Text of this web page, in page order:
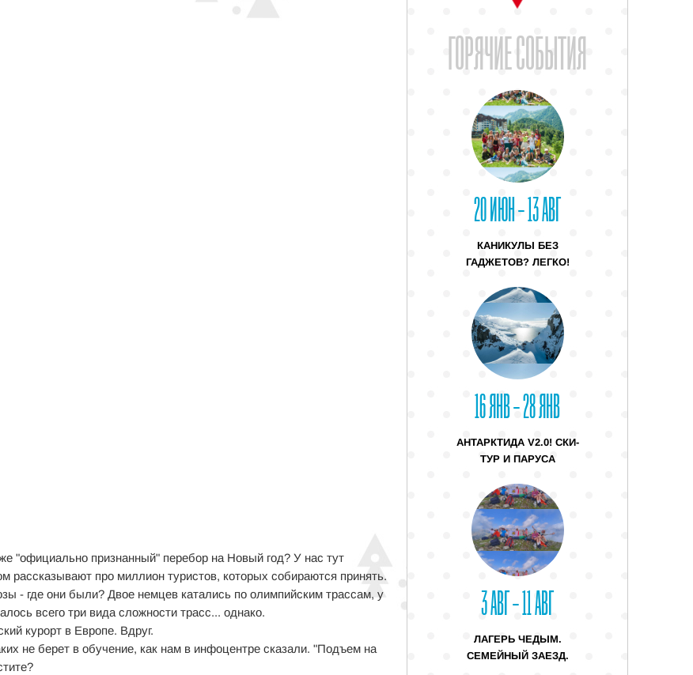
"официально признанный" перебор на Новый год? У нас тут
рассказывают про миллион туристов, которых собираются принять.
- где они были? Двое немцев катались по олимпийским трассам, у
всего три вида сложности трасс... однако.
курорт в Европе. Вдруг.
не берет в обучение, как нам в инфоцентре сказали. "Подъем на
ГОРЯЧИЕ СОБЫТИЯ
20 ИЮН – 13 АВГ
КАНИКУЛЫ БЕЗ
ГАДЖЕТОВ? ЛЕГКО!
16 ЯНВ – 28 ЯНВ
АНТАРКТИДА V2.0! СКИ-
ТУР И ПАРУСА
3 АВГ – 11 АВГ
ЛАГЕРЬ ЧЕДЫМ.
СЕМЕЙНЫЙ ЗАЕЗД.